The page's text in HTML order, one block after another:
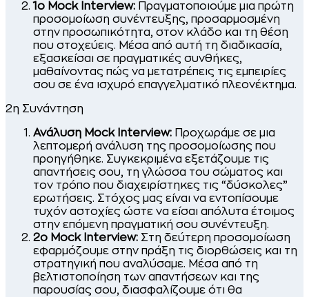
1o Mock Interview: Πραγματοποιούμε μια πρώτη
προσομοίωση συνέντευξης, προσαρμοσμένη
στην προσωπικότητα, στον κλάδο και τη θέση
που στοχεύεις. Μέσα από αυτή τη διαδικασία,
εξασκείσαι σε πραγματικές συνθήκες,
μαθαίνοντας πώς να μετατρέπεις τις εμπειρίες
σου σε ένα ισχυρό επαγγελματικό πλεονέκτημα.
2η Συνάντηση
Ανάλυση Mock Interview: Προχωράμε σε μια
λεπτομερή ανάλυση της προσομοίωσης που
προηγήθηκε. Συγκεκριμένα εξετάζουμε τις
απαντήσεις σου, τη γλώσσα του σώματος και
τον τρόπο που διαχειρίστηκες τις “δύσκολες”
ερωτήσεις. Στόχος μας είναι να εντοπίσουμε
τυχόν αστοχίες ώστε να είσαι απόλυτα έτοιμος
στην επόμενη πραγματική σου συνέντευξη.
2o Mock Interview: Στη δεύτερη προσομοίωση
εφαρμόζουμε στην πράξη τις διορθώσεις και τη
στρατηγική που αναλύσαμε. Μέσα από τη
βελτιστοποίηση των απαντήσεων και της
παρουσίας σου, διασφαλίζουμε ότι θα